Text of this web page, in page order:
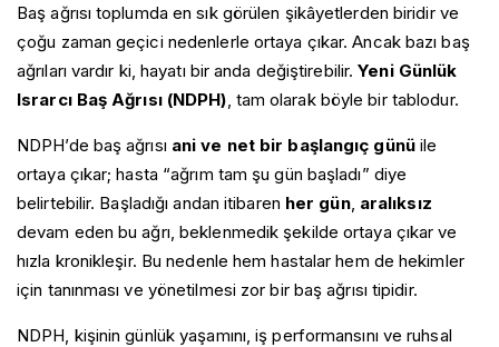
Baş ağrısı toplumda en sık görülen şikâyetlerden biridir ve
çoğu zaman geçici nedenlerle ortaya çıkar. Ancak bazı baş
ağrıları vardır ki, hayatı bir anda değiştirebilir.Yeni Günlük
Israrcı Baş Ağrısı (NDPH) , tam olarak böyle bir tablodur.
NDPH’de baş ağrısı ani ve net bir başlangıç günüile
ortaya çıkar; hasta “ağrım tam şu gün başladı” diye
belirtebilir. Başladığı andan itibaren her gün, aralıksız
devam eden bu ağrı, beklenmedik şekilde ortaya çıkar ve
hızla kronikleşir. Bu nedenle hem hastalar hem de hekimler
için tanınması ve yönetilmesi zor bir baş ağrısı tipidir.
NDPH, kişinin günlük yaşamını, iş performansını ve ruhsal